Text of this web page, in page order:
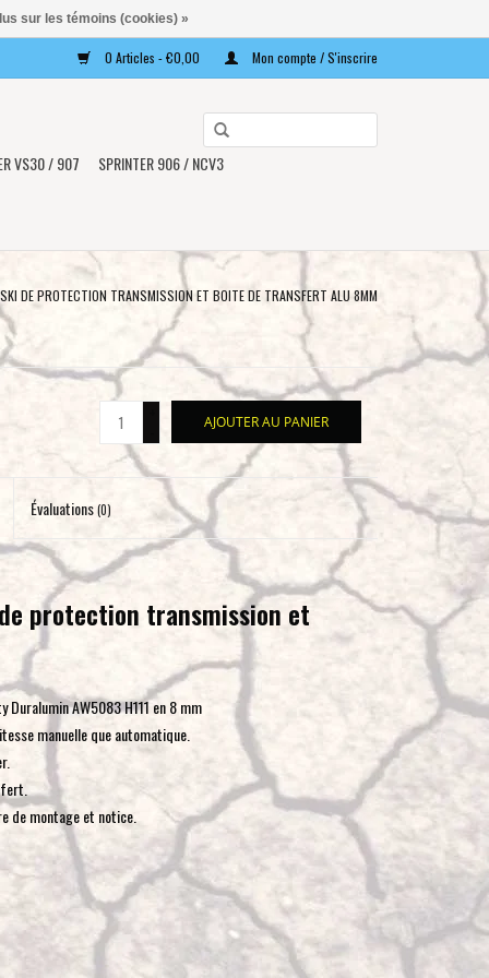
0 Articles - €0,00 Mon compte / S'inscrire
sélectionner
résultat
Entrée
pour
de
recherche
sélectionné.
Les
utilisateurs
d'appareils
tactiles
peuvent
de
gestes
tels
VS30 / 907
SPRINTER 906 / NCV3
DE PROTECTION TRANSMISSION ET BOITE DE TRANSFERT ALU 8MM
AJOUTER AU PANIER
Évaluations(0)
protection transmission et
AW5083 H111 en 8 mm
manuelle que automatique.
de montage et notice.
sur les témoins (cookies) »